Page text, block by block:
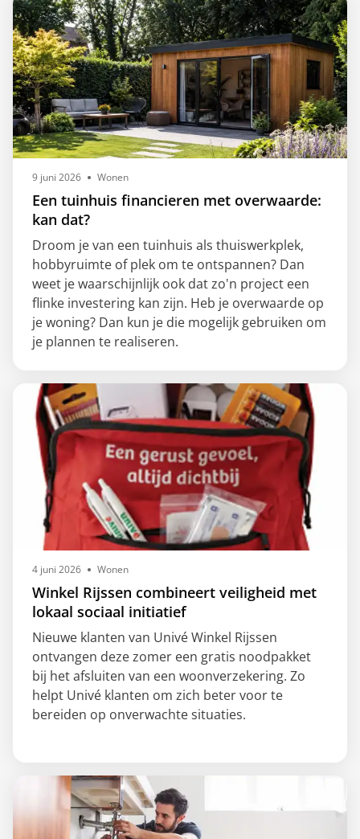
Een tuinhuis financieren met overwaarde:
kan dat?
9 juni 2026 Wonen
Droom je van een tuinhuis als thuiswerkplek,
hobbyruimte of plek om te ontspannen? Dan
weet je waarschijnlijk ook dat zo'n project een
flinke investering kan zijn. Heb je overwaarde op
je woning? Dan kun je die mogelijk gebruiken om
je plannen te realiseren.
Winkel Rijssen combineert veiligheid met
lokaal sociaal initiatief
4 juni 2026 Wonen
Nieuwe klanten van Univé Winkel Rijssen
ontvangen deze zomer een gratis noodpakket
bij het afsluiten van een woonverzekering. Zo
helpt Univé klanten om zich beter voor te
bereiden op onverwachte situaties.